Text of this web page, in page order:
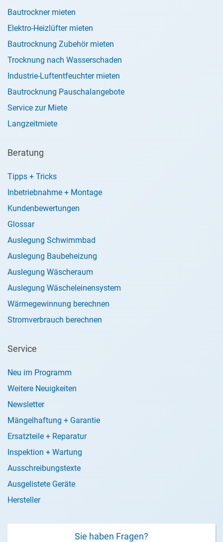
Bautrockner mieten
Elektro-Heizlüfter mieten
Bautrocknung Zubehör mieten
Trocknung nach Wasserschaden
Industrie-Luftentfeuchter mieten
Bautrocknung Pauschalangebote
Service zur Miete
Langzeitmiete
Beratung
Tipps + Tricks
Inbetriebnahme + Montage
Kundenbewertungen
Glossar
Auslegung Schwimmbad
Auslegung Baubeheizung
Auslegung Wäscheraum
Auslegung Wäscheleinensystem
Wärmegewinnung berechnen
Stromverbrauch berechnen
Service
Neu im Programm
Weitere Neuigkeiten
Newsletter
Mängelhaftung + Garantie
Ersatzteile + Reparatur
Inspektion + Wartung
Ausschreibungstexte
Ausgelistete Geräte
Hersteller
Sie haben Fragen?